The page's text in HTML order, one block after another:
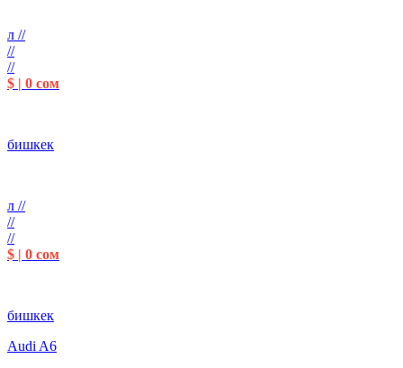
л //
//
//
$ | 0 сом
бишкек
л //
//
//
$ | 0 сом
бишкек
Audi A6